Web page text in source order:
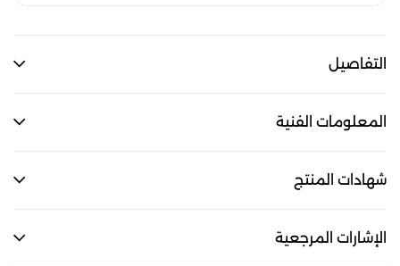
التفاصيل
المعلومات الفنية
شهادات المنتج
الإشارات المرجعية